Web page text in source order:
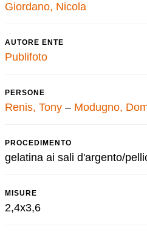
Giordano, Nicola
AUTORE ENTE
Publifoto
PERSONE
Renis, Tony – Modugno,
PROCEDIMENTO
gelatina ai sali d'argento/
MISURE
2,4x3,6